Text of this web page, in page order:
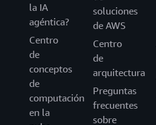
la IA
agéntica?
Centro
de
conceptos
de
computación
en la
soluciones
de AWS
Centro
de
arquitectura
Preguntas
frecuentes
sobre